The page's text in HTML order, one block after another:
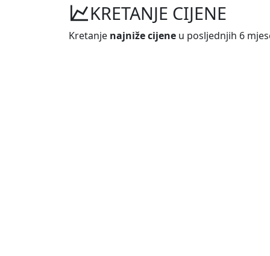
KRETANJE CIJENE
Kretanje najniže cijene u posljednjih 6